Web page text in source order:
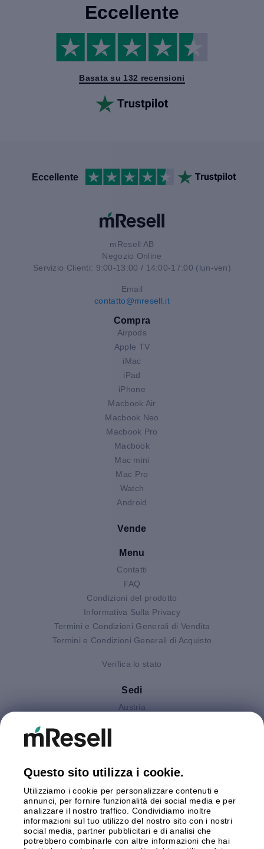
Eccellente
Basata su 132 recensioni
Eccellente
mResell AB
Negozio Online
Servizio Clienti: 9:00-13:00 / 14:00-17:00 (lun-ven)
Email
contatto@mresell.it
Compra
Airpods
Apple TV
iMac
iPad
iPhone
Macbook Air
Macbook Neo
Macbook Pro
Macbook
Mac mini
Mac Pro
Watch
Android
Vende
Menu
Contatti
FAQ
Condizioni del prodotto
Informativa Sulla Privacy
Termini e Condizioni Generali di Vendita
Termini e Condizioni Generali di Acquisto
Verifica lo stato
Sedi
Austria
Gran Bretagna
Olanda
Polonia
Spagna
Svezia
Pagamento
Questo sito utilizza i cookie.
Utilizziamo i cookie per personalizzare contenuti e
annunci, per fornire funzionalità dei social media e per
analizzare il nostro traffico. Condividiamo inoltre
informazioni sul tuo utilizzo del nostro sito con i nostri
social media, partner pubblicitari e di analisi che
potrebbero combinarle con altre informazioni che hai